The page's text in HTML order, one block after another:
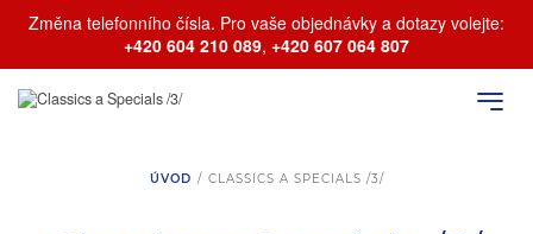
Změna telefonního čísla. Pro vaše objednávky a dotazy volejte:
+420 604 210 089, +420 607 064 807
ÚVOD / CLASSICS A SPECIALS /3/